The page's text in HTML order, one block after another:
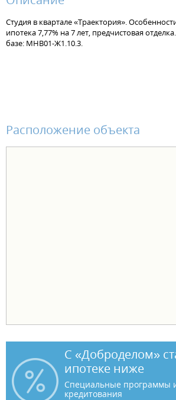
Студия в квартале «Траектория».
ипотека 7,77% на 7 лет, предчистовая
базе: МНВ01-Ж1.10.3.
Расположение объекта
С «Доброделом»
ипотеке ниже
Специальные программы
кредитования